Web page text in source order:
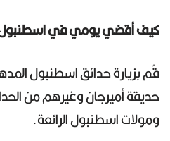
كيف أقضي يومي في
قُم بزيارة حدائق اسطنبول
حديقة أميرجان وغيرهم من
ومولات اسطنبول الرائعة.